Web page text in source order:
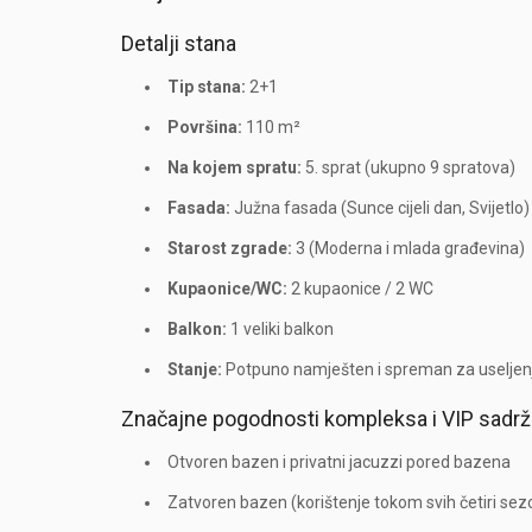
Detalji stana
Tip stana: 2+1
Površina: 110 m²
Na kojem spratu: 5. sprat (ukupno 9 spratova)
Fasada: Južna fasada (Sunce cijeli dan, Svijetlo)
Starost zgrade: 3 (Moderna i mlada građevina)
Kupaonice/WC: 2 kupaonice / 2 WC
Balkon: 1 veliki balkon
Stanje: Potpuno namješten i spreman za
Značajne pogodnosti kompleksa i VIP
Otvoren bazen i privatni jacuzzi pored bazena
Zatvoren bazen (korištenje tokom svih četiri